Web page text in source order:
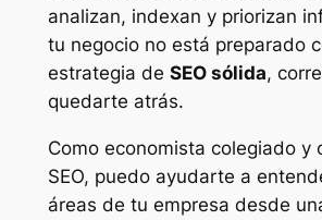
analizan, indexan y priorizan
tu negocio no está preparado
estrategia de SEO sólida,
quedarte atrás.
Como economista colegiado y
SEO, puedo ayudarte a
áreas de tu empresa desde